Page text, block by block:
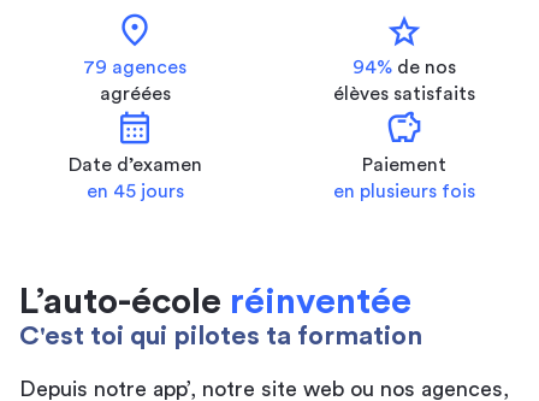
location_on
79 agences
agréées
star
94% de nos
élèves satisfaits
calendar_month
Date d’examen
en 45 jours
savings
Paiement
en plusieurs fois
L’auto-école réinventée
C'est toi qui pilotes ta formation
Depuis notre app’, notre site web ou nos agences,